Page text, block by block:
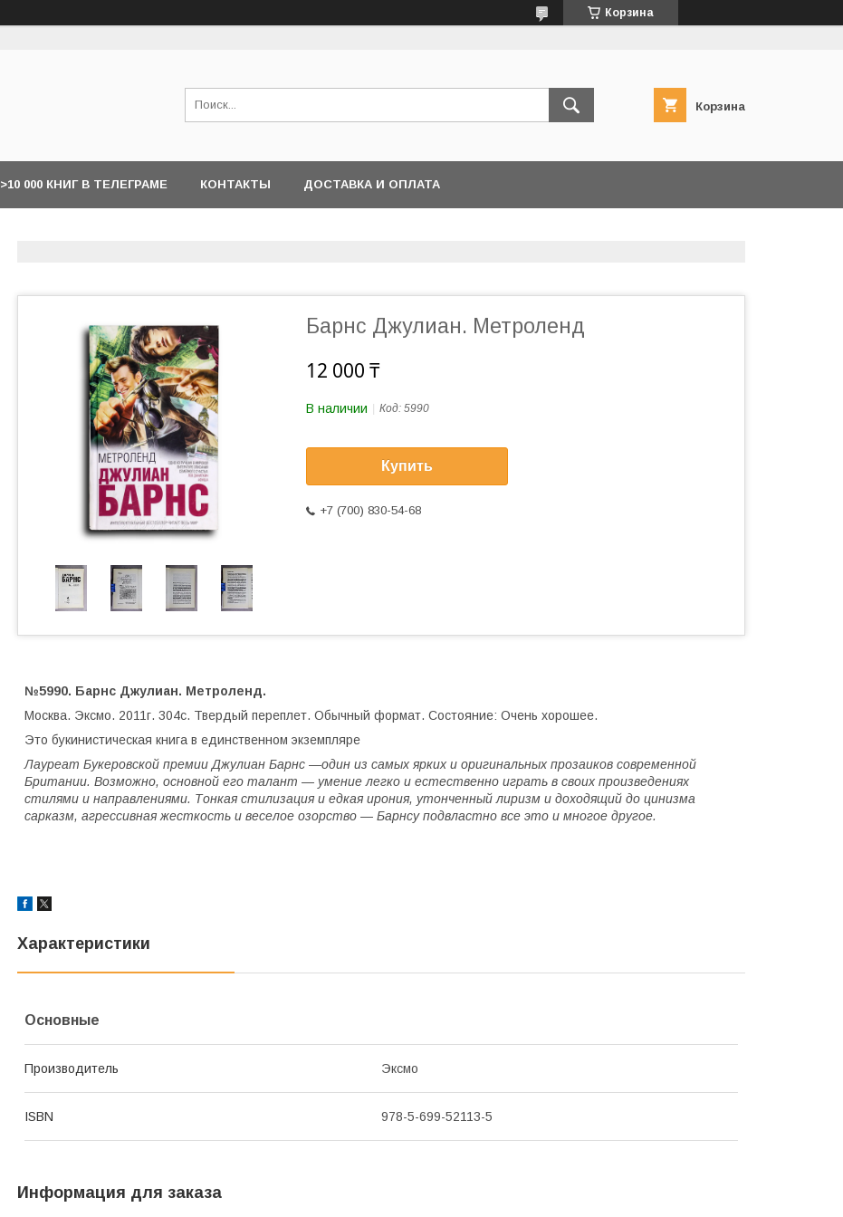
Корзина
Корзина
>10 000 КНИГ В ТЕЛЕГРАМЕ КОНТАКТЫ ДОСТАВКА И ОПЛАТА
Барнс Джулиан. Метроленд
12 000 ₸
В наличии Код: 5990
Купить
+7 (700) 830-54-68
№5990. Барнс Джулиан. Метроленд.
Москва. Эксмо. 2011г. 304с. Твердый переплет. Обычный формат. Состояние: Очень хорошее.
Это букинистическая книга в единственном экземпляре
Лауреат Букеровской премии Джулиан Барнс —один из самых ярких и оригинальных прозаиков современной
Британии. Возможно, основной его талант — умение легко и естественно играть в своих произведениях
стилями и направлениями. Тонкая стилизация и едкая ирония, утонченный лиризм и доходящий до цинизма
сарказм, агрессивная жесткость и веселое озорство — Барнсу подвластно все это и многое другое.
Характеристики
Основные
Производитель Эксмо
ISBN 978-5-699-52113-5
Информация для заказа